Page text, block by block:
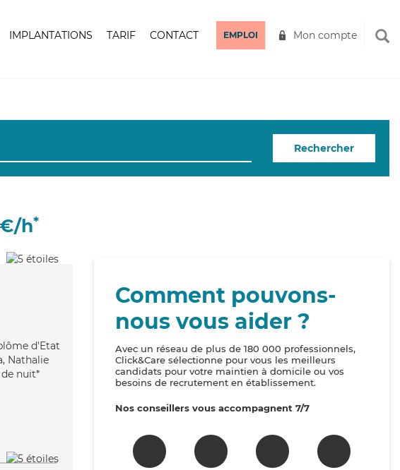
IMPLANTATIONS TARIF CONTACT EMPLOI Mon compte
Rechercher
h*
d'Etat
Nathalie
nuit*
Comment pouvons-
nous vous aider ?
Avec un réseau de plus de 180 000 professionnels,
Click&Care sélectionne pour vous les meilleurs
candidats pour votre maintien à domicile ou vos
besoins de recrutement en établissement.
Nos conseillers vous accompagnent 7/7